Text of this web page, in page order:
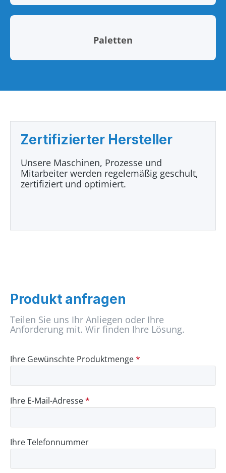
Paletten
Zertifizierter Hersteller
Unsere Maschinen, Prozesse und
Mitarbeiter werden regelemäßig geschult,
zertifiziert und optimiert.
Produkt anfragen
Teilen Sie uns Ihr Anliegen oder Ihre
Anforderung mit. Wir finden Ihre Lösung.
Ihre Gewünschte Produktmenge*
Ihre E-Mail-Adresse*
Ihre Telefonnummer